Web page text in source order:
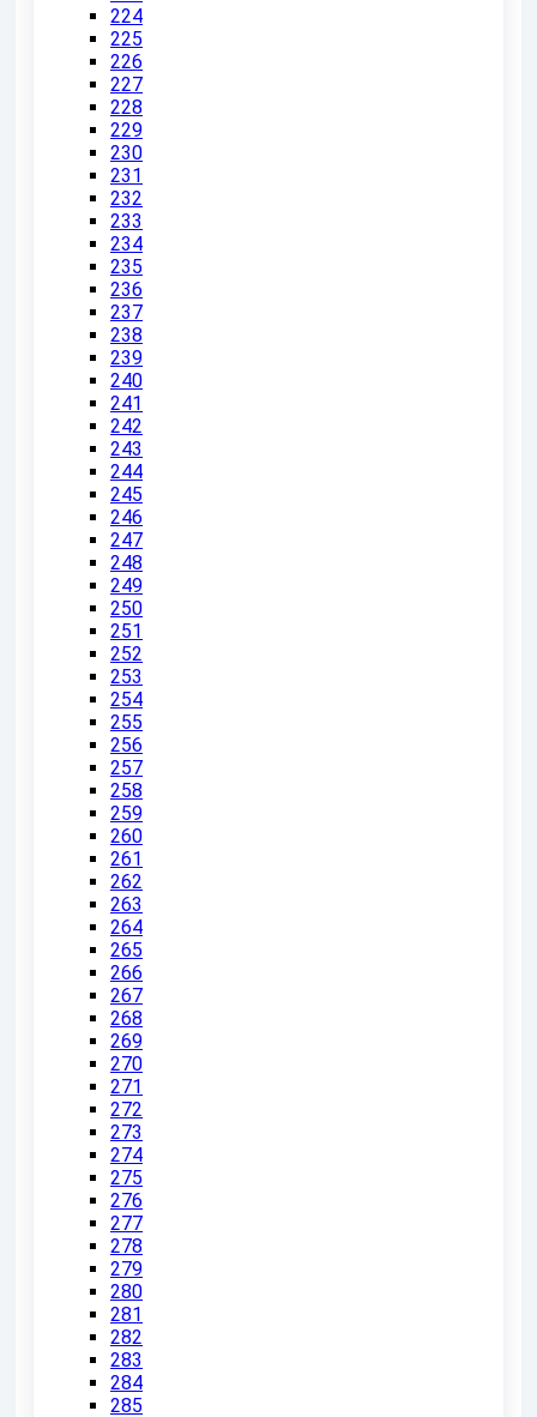
224
225
226
227
228
229
230
231
232
233
234
235
236
237
238
239
240
241
242
243
244
245
246
247
248
249
250
251
252
253
254
255
256
257
258
259
260
261
262
263
264
265
266
267
268
269
270
271
272
273
274
275
276
277
278
279
280
281
282
283
284
285